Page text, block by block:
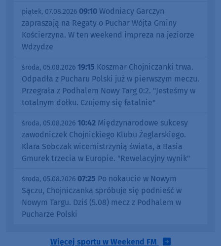
piątek, 07.08.2026 09:10 Wodniacy Garczyn
zapraszają na Regaty o Puchar Wójta Gminy
Kościerzyna. W ten weekend impreza na jeziorze
Wdzydze
środa, 05.08.2026 19:15 Koszmar Chojniczanki trwa.
Odpadła z Pucharu Polski już w pierwszym meczu.
Przegrała z Podhalem Nowy Targ 0:2. "Jesteśmy w
totalnym dołku. Czujemy się fatalnie"
środa, 05.08.2026 10:42 Międzynarodowe sukcesy
zawodniczek Chojnickiego Klubu Żeglarskiego.
Klara Sobczak wicemistrzynią świata, a Basia
Gmurek trzecia w Europie. "Rewelacyjny wynik"
środa, 05.08.2026 07:25 Po nokaucie w Nowym
Sączu, Chojniczanka spróbuje się podnieść w
Nowym Targu. Dziś (5.08) mecz z Podhalem w
Pucharze Polski
Więcej sportu w Weekend FM